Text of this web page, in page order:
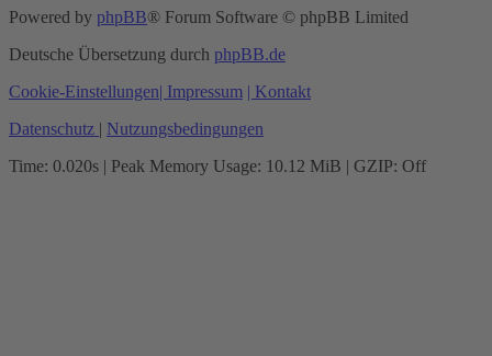
Powered by phpBB® Forum Software © phpBB Limited
Deutsche Übersetzung durch phpBB.de
Cookie-Einstellungen| Impressum | Kontakt
Datenschutz | Nutzungsbedingungen
Time: 0.020s | Peak Memory Usage: 10.12 MiB | GZIP: Off